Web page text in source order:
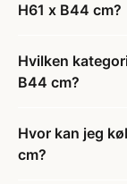
H61 x B44 cm?
Hvilken
B44 cm?
Hvor kan jeg
cm?